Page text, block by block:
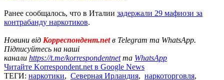
Ранее сообщалось, что в Италии задержали 29 мафиози за
контрабанду наркотиков.
Новини від Корреспондент.netв Telegram та WhatsApp.
Підписуйтесь на наші
канали https://t.me/korrespondentnetта WhatsApp
Читайте Korrespondent.net в Google News
ТЕГИ: наркотики, Северная Ирландия, наркоторговля,